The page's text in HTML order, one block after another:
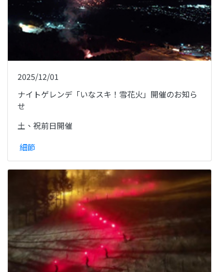
2025/12/01
ナイトゲレンデ「いなスキ！雪花火」開催のお知ら
せ
土、祝前日開催
細節